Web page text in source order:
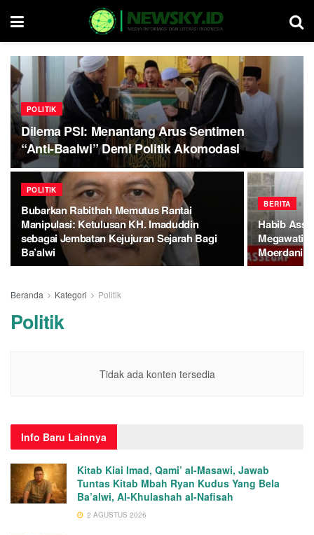
POLITIK
Dilema PSI: Menantang Arus Sentimen
“Anti-Baalwi” Demi Politik Akomodasi
POLITIK
Bubarkan Rabithah Memutus Rantai
Manipulasi: Ketulusan KH. Imaduddin
sebagai Jembatan Kejujuran Sejarah Bagi
Ba’alwi
BERITA
Habib
Megawati
Moerdani
Beranda Kategori Politik
Politik
Tidak ada konten tersedia
Info Baru Lainnya
Kitab Kiai Imad, Qami’ al-Masawi, Jawab
Tuntas Kitab Mbah Ryan Kudus Yang Bela
Ba’alwi, Al-Khulashah al-Nafisah
2 AGUSTUS 2026